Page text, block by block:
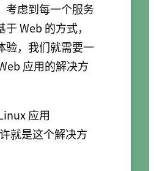
考虑到每一个服务
Web 的方式，
验，我们就需要一
应用的解决方
应用
就是这个解决方